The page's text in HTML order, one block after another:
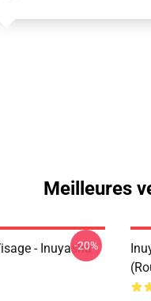
Meilleures
- Inuyasha
-20%